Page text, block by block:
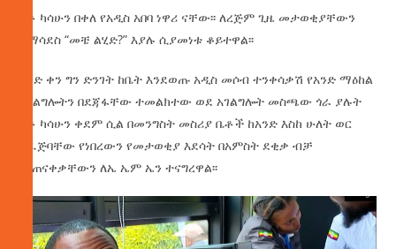
አቶ ካሳሁን በቀለ የአዲስ አበባ ነዋሪ ናቸው፡፡ ለረጅም ጊዜ መታወቂያቸውን
ለማሳደስ “መቼ ልሂድ?” እያሉ ሲያመነቱ ቆይተዋል፡፡
አንድ ቀን ግን ድንገት ከቤት እንደወጡ አዲስ መሶብ ተንቀሳቃሽ የአንድ ማዕከል
አገልግሎትን በደጃፋቸው ተመልክተው ወደ አገልግሎት መስጫው ጎራ ያሉት
አቶ ካሳሁን ቀደም ሲል በመንግስት መስሪያ ቤቶች ከአንድ እስከ ሁለት ወር
ይፈጅባቸው የነበረውን የመታወቂያ እደሳት በአምስት ደቂቃ ብቻ
ማጠናቀቃቸውን ለኤ ኤም ኤን ተናግረዋል፡፡